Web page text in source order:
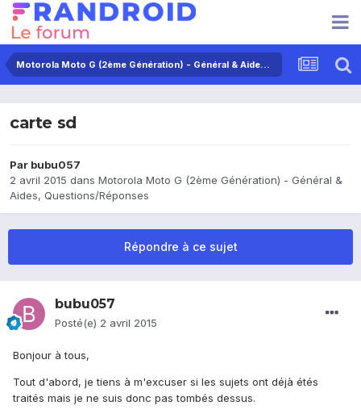
Motorola Moto G (2ème Génération) - Général & Aides, Questions/Réponses
carte sd
Par bubu057
2 avril 2015 dans Motorola Moto G (2ème Génération) - Général &
Aides, Questions/Réponses
Répondre à ce sujet
bubu057
Posté(e) 2 avril 2015
Bonjour à tous,
Tout d'abord, je tiens à m'excuser si les sujets ont déjà étés
traités mais je ne suis donc pas tombés dessus.